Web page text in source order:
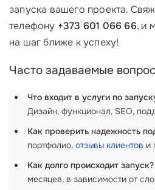
запуска вашего проекта.
телефону +373 601 066 66, и
на шаг ближе к успеху!
Часто задаваемые
Что входит в услуги по
Дизайн, функционал, SEO,
Как проверить надежность
портфолио, отзывы клиентов и
Как долго происходит запуск?
месяцев, в зависимости от